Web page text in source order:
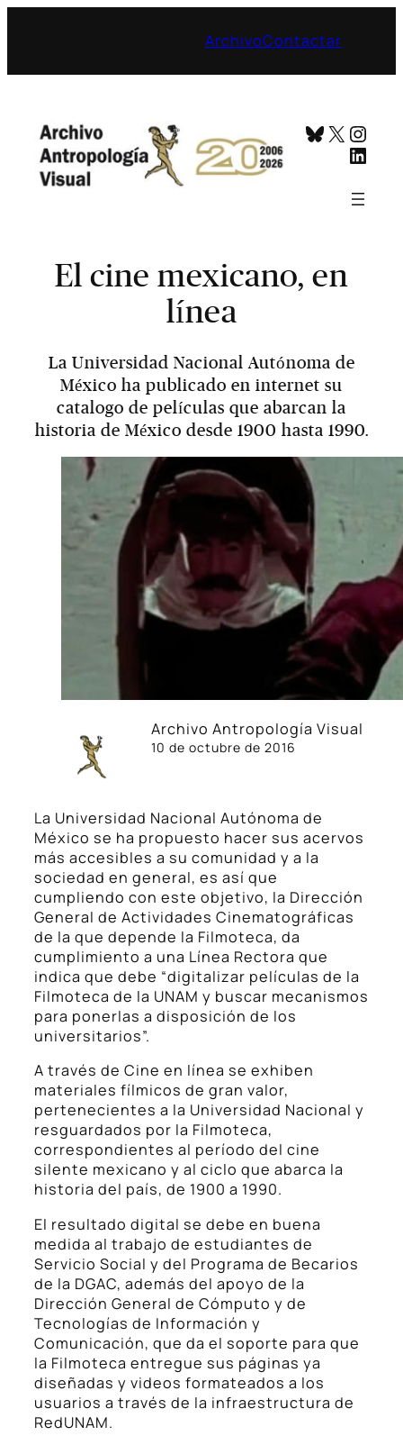
ArchivoContactar
Bluesky
X
El cine mexicano, en
línea
La Universidad Nacional Autónoma de
México ha publicado en internet su
catalogo de películas que abarcan la
historia de México desde 1900 hasta 1990.
Archivo Antropología Visual
10 de octubre de 2016
La Universidad Nacional Autónoma de
México se ha propuesto hacer sus acervos
más accesibles a su comunidad y a la
sociedad en general, es así que
cumpliendo con este objetivo, la Dirección
General de Actividades Cinematográficas
de la que depende la Filmoteca, da
cumplimiento a una Línea Rectora que
indica que debe “digitalizar películas de la
Filmoteca de la UNAM y buscar mecanismos
para ponerlas a disposición de los
universitarios”.
A través de Cine en línea se exhiben
materiales fílmicos de gran valor,
pertenecientes a la Universidad Nacional y
resguardados por la Filmoteca,
correspondientes al período del cine
silente mexicano y al ciclo que abarca la
historia del país, de 1900 a 1990.
El resultado digital se debe en buena
medida al trabajo de estudiantes de
Servicio Social y del Programa de Becarios
de la DGAC, además del apoyo de la
Dirección General de Cómputo y de
Tecnologías de Información y
Comunicación, que da el soporte para que
la Filmoteca entregue sus páginas ya
diseñadas y videos formateados a los
usuarios a través de la infraestructura de
RedUNAM.